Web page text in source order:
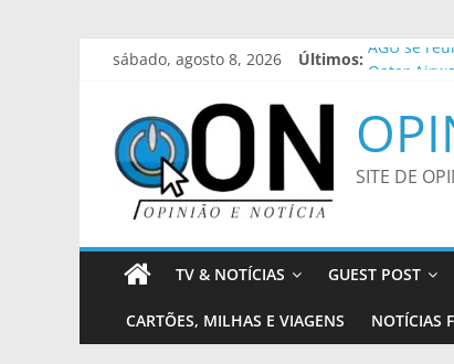
Pular
conteúdo
sábado, agosto 8, 2026 Últimos: AGU se
Funesp
Fundação
SITE DE
TV & NOTÍCIAS GUEST POST
CARTÕES, MILHAS E VIAGENS NOTÍCIAS